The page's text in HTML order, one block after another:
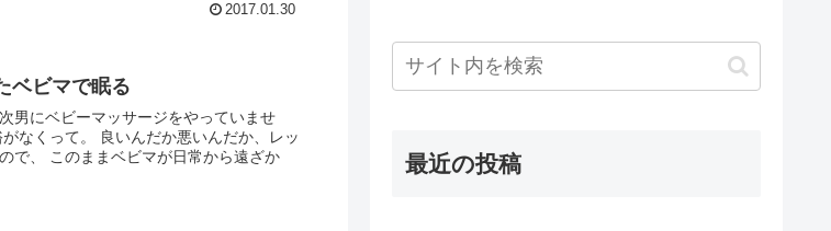
2017.01.30
ベビマで眠る
男にベビーマッサージをやっていませ
から遠ざか
最近の投稿